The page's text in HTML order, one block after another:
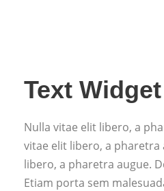
Text Widget
Nulla vitae elit libero, a
vitae elit libero, a pharetra
libero, a pharetra augue.
Etiam porta sem